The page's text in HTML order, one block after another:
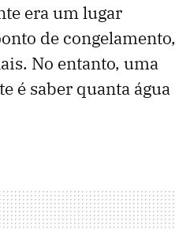
era um lugar
de congelamento,
No entanto, uma
é saber quanta água